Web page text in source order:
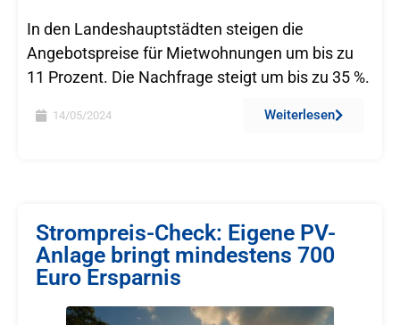
In den Landeshauptstädten steigen die
Angebotspreise für Mietwohnungen um bis zu
11 Prozent. Die Nachfrage steigt um bis zu 35 %.
14/05/2024 Weiterlesen
Strompreis-Check: Eigene PV-
Anlage bringt mindestens 700
Euro Ersparnis